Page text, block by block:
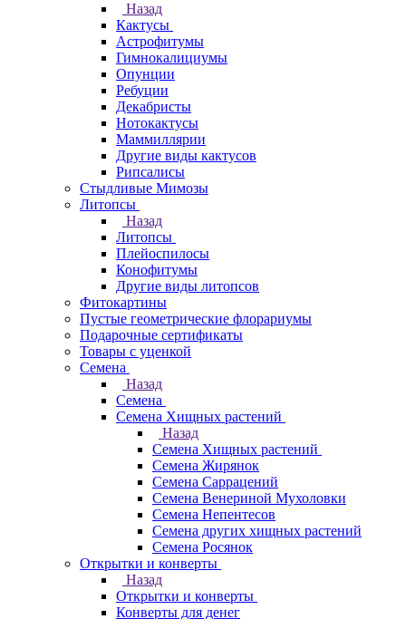
Назад
Кактусы
Астрофитумы
Гимнокалициумы
Опунции
Ребуции
Декабристы
Нотокактусы
Маммиллярии
Другие виды кактусов
Рипсалисы
Стыдливые Мимозы
Литопсы
Назад
Литопсы
Плейоспилосы
Конофитумы
Другие виды литопсов
Фитокартины
Пустые геометрические флорариумы
Подарочные сертификаты
Товары с уценкой
Семена
Назад
Семена
Семена Хищных растений
Назад
Семена Хищных растений
Семена Жирянок
Семена Саррацений
Семена Венериной Мухоловки
Семена Непентесов
Семена других хищных растений
Семена Росянок
Открытки и конверты
Назад
Открытки и конверты
Конверты для денег